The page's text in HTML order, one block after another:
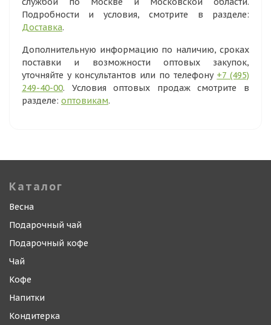
Подробности и условия, смотрите в разделе:
Доставка.
Дополнительную информацию по наличию, сроках
поставки и возможности оптовых закупок,
уточняйте у консультантов или по телефону +7 (495)
249-40-00. Условия оптовых продаж смотрите в
разделе: оптовикам.
Каталог
Весна
Подарочный чай
Подарочный кофе
Чай
Кофе
Напитки
Кондитерка